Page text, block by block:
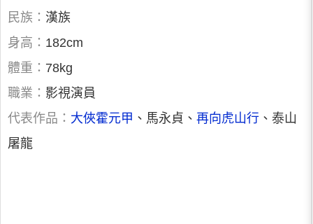
民族： 漢族
身高： 182cm
體重： 78kg
職業： 影視演員
代表作品： 大俠霍元甲 、馬永貞、 再向虎山行 、泰山
屠龍